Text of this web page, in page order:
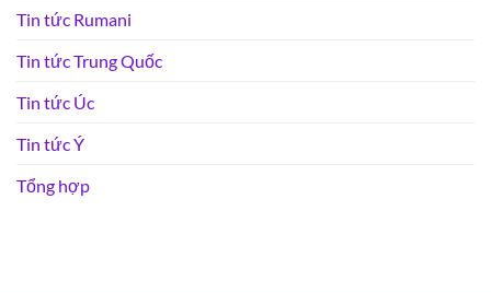
Tin tức Rumani
Tin tức Trung Quốc
Tin tức Úc
Tin tức Ý
Tổng hợp